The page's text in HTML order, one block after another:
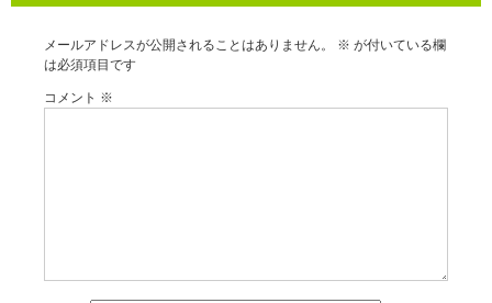
メールアドレスが公開されることはありません。 ※ が付いている欄
は必須項目です
コメント ※